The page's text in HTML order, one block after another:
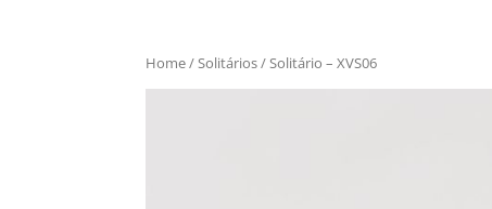
Home/ Solitários/ Solitário – XVS06